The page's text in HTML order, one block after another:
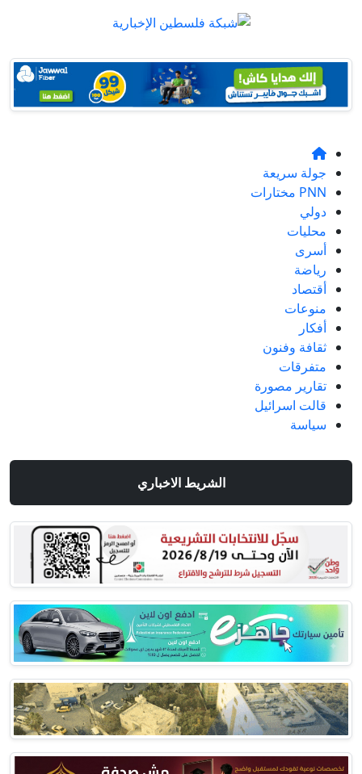
جولة سريعة
PNN مختارات
دولي
محليات
أسرى
رياضة
أقتصاد
منوعات
أفكار
ثقافة وفنون
متفرقات
تقارير مصورة
قالت اسرائيل
سياسة
الشريط الاخباري